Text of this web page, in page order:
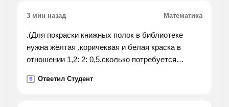
3 мин назад Математика
.(Для покраски книжных полок в библиотеке
нужна жёлтая ,коричеквая и белая краска в
отношении 1,2: 2: 0,5.сколько потребуется
240г жёлтой краски?).
S Ответил Студент